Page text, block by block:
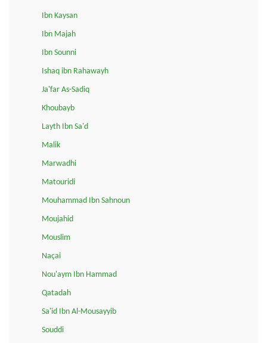
Ibn Kaysan
Ibn Majah
Ibn Sounni
Ishaq ibn Rahawayh
Ja'far As-Sadiq
Khoubayb
Layth Ibn Sa'd
Malik
Marwadhi
Matouridi
Mouhammad Ibn Sahnoun
Moujahid
Mouslim
Naçai
Nou'aym Ibn Hammad
Qatadah
Sa'id Ibn Al-Mousayyib
Souddi